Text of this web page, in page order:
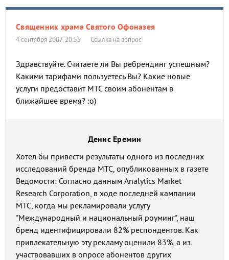
Священник храма Святого Офоназея
4 сентября 2007, 20:55 Ссылка на вопрос
Здравствуйте. Считаете ли Вы ребрендинг успешным?
Какими тарифами пользуетесь Вы? Какие новые
услуги предоставит МТС своим абонентам в
ближайшее время? :о)
Денис Еремин
Хотел бы привести результаты одного из последних
исследований бренда МТС, опубликованных в газете
Ведомости: Согласно данным Analytics Market
Research Corporation, в ходе последней кампании
МТС, когда мы рекламировали услугу
"Международный и национальный роуминг", наш
бренд идентифицировали 82% респондентов. Как
привлекательную эту рекламу оценили 83%, а из
участвовавших в опросе абонентов других